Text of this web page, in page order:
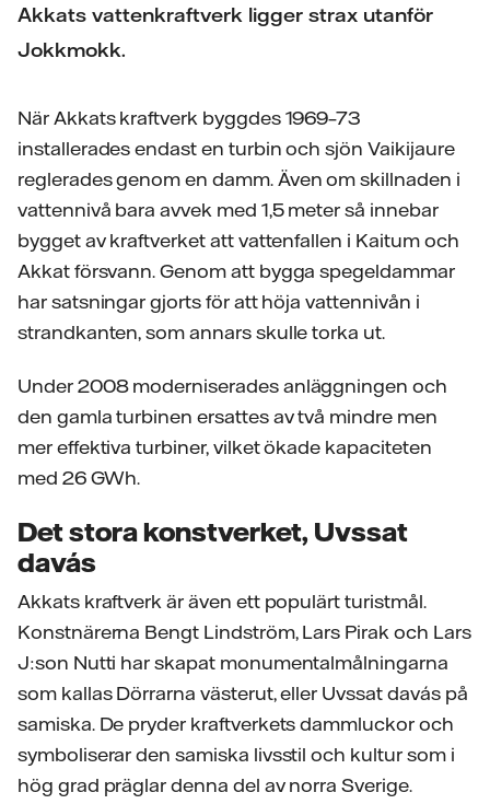
Akkats vattenkraftverk ligger strax utanför
Jokkmokk.
När Akkats kraftverk byggdes 1969–73
installerades endast en turbin och sjön Vaikijaure
reglerades genom en damm. Även om skillnaden i
vattennivå bara avvek med 1,5 meter så innebar
bygget av kraftverket att vattenfallen i Kaitum och
Akkat försvann. Genom att bygga spegeldammar
har satsningar gjorts för att höja vattennivån i
strandkanten, som annars skulle torka ut.
Under 2008 moderniserades anläggningen och
den gamla turbinen ersattes av två mindre men
mer effektiva turbiner, vilket ökade kapaciteten
med 26 GWh.
Det stora konstverket, Uvssat
davás
Akkats kraftverk är även ett populärt turistmål.
Konstnärerna Bengt Lindström, Lars Pirak och Lars
J:son Nutti har skapat monumentalmålningarna
som kallas Dörrarna västerut, eller Uvssat davás på
samiska. De pryder kraftverkets dammluckor och
symboliserar den samiska livsstil och kultur som i
hög grad präglar denna del av norra Sverige.